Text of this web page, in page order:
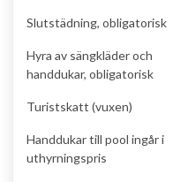
Slutstädning, obligatorisk
Hyra av sängkläder och
handdukar, obligatorisk
Turistskatt (vuxen)
Handdukar till pool ingår i
uthyrningspris